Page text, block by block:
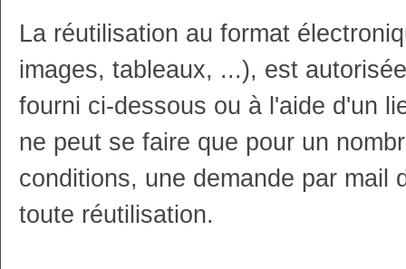
La réutilisation au format
images, tableaux, ...), est
fourni ci-dessous ou à l'aide d'un
ne peut se faire que pour un
conditions, une demande par mail
toute réutilisation.